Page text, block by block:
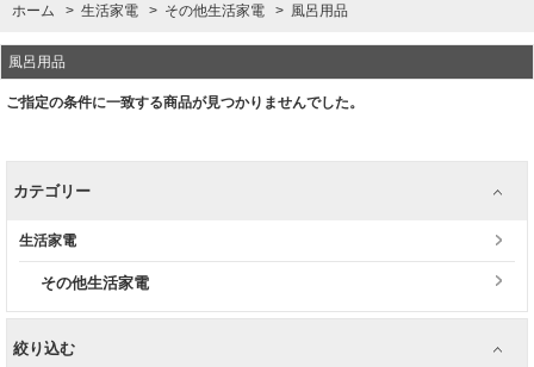
ホーム > 生活家電 > その他生活家電 > 風呂用品
風呂用品
ご指定の条件に一致する商品が見つかりませんでした。
カテゴリー
生活家電
その他生活家電
絞り込む